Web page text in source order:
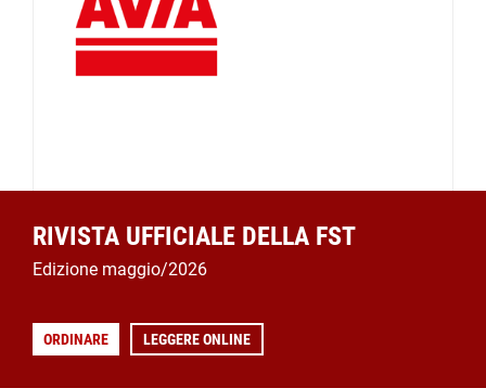
RIVISTA UFFICIALE DELLA FST
Edizione maggio/2026
ORDINARE LEGGERE ONLINE